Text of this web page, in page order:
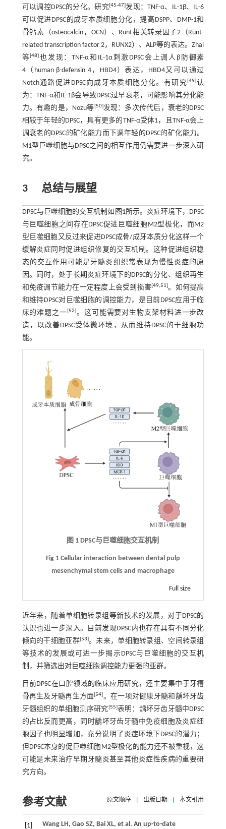
可以调控DPSC的分化。研究[45-47]发现：TNF-α、IL-1β、IL-6
可以促进DPSC的成牙本质细胞分化，提高DSPP、DMP-1和
骨钙素（osteocalcin，OCN）、Runt相关转录因子2（Runt-
related transcription factor 2，RUNX2）、ALP等的表达。Zhai
等[48] 也发现：TNF-α和IL-1α刺激DPSC会上调人β防御素
4（human β-defensin 4，HBD4）表达，HBD4又可以通过
Notch通路促进DPSC向成牙本质细胞分化。有研究[49]认
为：TNF-α和IL-1β会导致DPSC过早衰老，可能影响其分化能
力。有趣的是，Nozu等[50]发现：多次传代后，衰老的DPSC
相较于年轻的DPSC，具有更多的TNF-α受体1，且TNF-α会上
调衰老的DPSC的矿化能力而下调年轻的DPSC的矿化能力。
M1型巨噬细胞与DPSC之间的相互作用仍需要进一步深入研
究。
3总结与展望
DPSC与巨噬细胞的交互机制如 图1所示。炎症环境下，DPSC
与巨噬细胞之间存在DPSC促进巨噬细胞M2型极化，而M2
型巨噬细胞又反过来促进DPSC成骨/成牙本质分化这样一个
缓解炎症同时促进组织修复的交互机制。这种促进组织稳
态的交互作用可能是牙髓炎组织常表现为慢性炎症的原
因。同时，处于长期炎症环境下的DPSC的分化、组织再生
和免疫调节能力在一定程度上会受到损害[49,51]。如何提高
和维持DPSC对巨噬细胞的调控能力，是目前DPSC应用于临
床的难题之一[52]。这可能需要对生物支架材料进一步改
造，以改善DPSC受体微环境，从而维持DPSC的干细胞功
能。
图 1 DPSC与巨噬细胞交互机制
Fig 1 Cellular interaction between dental pulp
mesenchymal stem cells and macrophage
Full size
近年来，随着单细胞转录组等新技术的发展，对于DPSC的
认识也进一步深入。目前发现DPSC内也存在具有不同分化
倾向的干细胞亚群[53]。未来，单细胞转录组、空间转录组
等技术的发展或可进一步揭示DPSC与巨噬细胞的交互机
制，并筛选出对巨噬细胞调控能力更强的亚群。
目前DPSC在口腔领域的临床应用研究，还主要集中于牙槽
骨再生及牙髓再生方面[54]。在一项对健康牙髓和龋坏牙齿
牙髓组织的单细胞测序研究[55]表明：龋坏牙齿牙髓中DPSC
的占比反而更高，同时龋坏牙齿牙髓中免疫细胞及炎症细
胞因子也明显增加，充分说明了炎症环境下DPSC的潜力；
但DPSC本身的促巨噬细胞M2型极化的能力还不被重视，这
可能是未来治疗早期牙髓炎甚至其他炎症性疾病的重要研
究方向。
参考文献 原文顺序 出版日期 本文引用
[1] Wang LH, Gao SZ, Bai XL, et al. An up-to-date